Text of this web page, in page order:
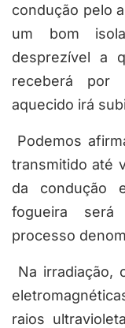
condução pelo
um bom
desprezível a
receberá
aquecido irá
Podemos
transmitido até
da condução
fogueira
processo
Na irradiação,
raios